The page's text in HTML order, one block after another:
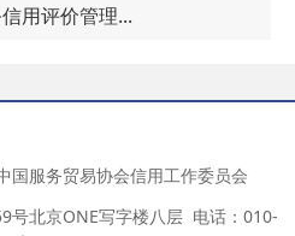
用评价管理...
服务贸易协会信用工作委员会
号北京ONE写字楼八层 电话：010-